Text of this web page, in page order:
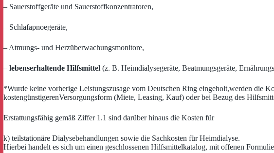
– Sauerstoffgeräte und Sauerstoffkonzentratoren,
– Schlafapnoegeräte,
– Atmungs- und Herzüberwachungsmonitore,
– lebenserhaltende Hilfsmittel (z. B. Heimdialysegeräte, Beatmungsgeräte,
*Wurde keine vorherige Leistungszusage vom Deutschen Ring eingeholt,werden die
kostengünstigerenVersorgungsform (Miete, Leasing, Kauf) oder bei Bezug des
Erstattungsfähig gemäß Ziffer 1.1 sind darüber hinaus die Kosten für
k) teilstationäre Dialysebehandlungen sowie die Sachkosten für Heimdialyse.
Hierbei handelt es sich um einen geschlossenen Hilfsmittelkatalog, mit offenen